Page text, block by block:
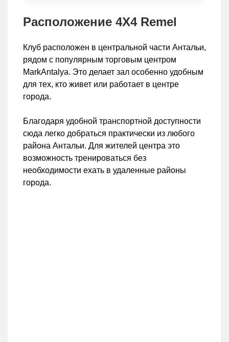
Расположение 4X4 Remel
Клуб расположен в центральной части Антальи,
рядом с популярным торговым центром
MarkAntalya. Это делает зал особенно удобным
для тех, кто живет или работает в центре
города.
Благодаря удобной транспортной доступности
сюда легко добраться практически из любого
района Антальи. Для жителей центра это
возможность тренироваться без
необходимости ехать в удаленные районы
города.